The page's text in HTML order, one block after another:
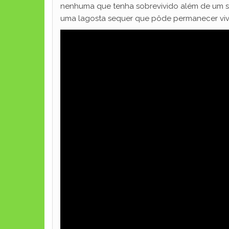
nenhuma que tenha sobrevivido além de um
uma lagosta sequer que pôde permanecer